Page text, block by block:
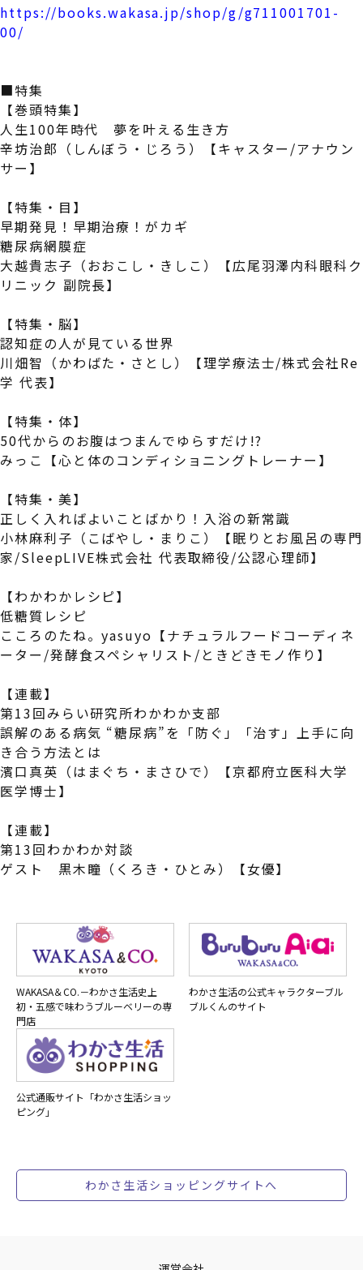
https://books.wakasa.jp/shop/g/g711001701-
00/
■特集
【巻頭特集】
人生100年時代 夢を叶える生き方
辛坊治郎（しんぼう・じろう）【キャスター/アナウン
サー】
【特集・目】
早期発見！早期治療！がカギ
糖尿病網膜症
大越貴志子（おおこし・きしこ）【広尾羽澤内科眼科ク
リニック 副院長】
【特集・脳】
認知症の人が見ている世界
川畑智（かわばた・さとし）【理学療法士/株式会社Re
学 代表】
【特集・体】
50代からのお腹はつまんでゆらすだけ!?
みっこ【心と体のコンディショニングトレーナー】
【特集・美】
正しく入ればよいことばかり！入浴の新常識
小林麻利子（こばやし・まりこ）【眠りとお風呂の専門
家/SleepLIVE株式会社 代表取締役/公認心理師】
【わかわかレシピ】
低糖質レシピ
こころのたね。yasuyo【ナチュラルフードコーディネ
ーター/発酵食スペシャリスト/ときどきモノ作り】
【連載】
第13回みらい研究所わかわか支部
誤解のある病気 “糖尿病”を「防ぐ」「治す」上手に向
き合う方法とは
濱口真英（はまぐち・まさひで）【京都府立医科大学
医学博士】
【連載】
第13回わかわか対談
ゲスト 黒木瞳（くろき・ひとみ）【女優】
WAKASA＆CO.－わかさ生活史上
初・五感で味わうブルーベリーの専
門店
わかさ生活の公式キャラクターブル
ブルくんのサイト
公式通販サイト「わかさ生活ショッ
ピング」
わかさ生活ショッピングサイトへ